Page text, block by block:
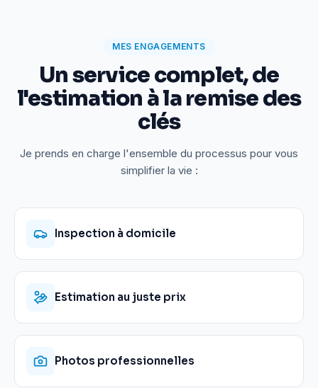
MES ENGAGEMENTS
Un service complet, de
l'estimation à la remise des
clés
Je prends en charge l'ensemble du processus pour vous
simplifier la vie :
Inspection à domicile
Estimation au juste prix
Photos professionnelles